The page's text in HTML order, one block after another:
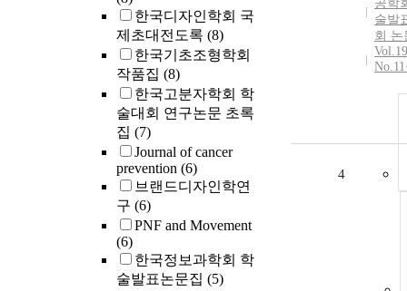
한국디자인학회 국
제초대전도록 (8)
한국기초조형학회
작품집 (8)
한국고분자학회 학
술대회 연구논문 초록
집 (7)
Journal of cancer
prevention (6)
브랜드디자인학연
구 (6)
PNF and Movement
(6)
한국정보과학회 학
술발표논문집 (5)
공학
술발
회 논
4